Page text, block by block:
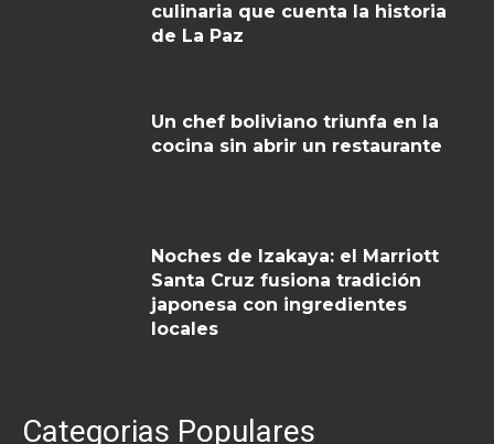
culinaria que cuenta la historia
de La Paz
Un chef boliviano triunfa en la
cocina sin abrir un restaurante
Noches de Izakaya: el Marriott
Santa Cruz fusiona tradición
japonesa con ingredientes
locales
Categorias Populares